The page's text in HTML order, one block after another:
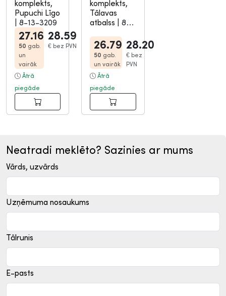
komplekts,
Pupuchi Līgo
8-13-3209
27.16
50 gab.
un
vairāk
28.59
€ bez PVN
Ātrā
piegāde
komplekts,
Tālavas
atbalss
|8-
26.79
50 gab.
un vairāk
28.20
€ bez
PVN
Ātrā
piegāde
Neatradi meklēto? Sazinies ar mums
Vārds, uzvārds
Uzņēmuma nosaukums
Tālrunis
E-pasts